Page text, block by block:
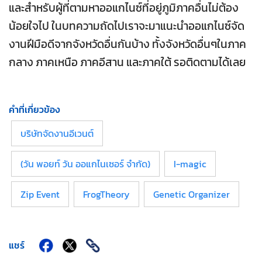
และสำหรับผู้ที่ตามหาออแกไนซ์ที่อยู่ภูมิภาคอื่นไม่ต้อง
น้อยใจไป ในบทความถัดไปเราจะมาแนะนำออแกไนซ์จัด
งานฝีมือดีจากจังหวัดอื่นกันบ้าง ทั้งจังหวัดอื่นๆในภาค
กลาง ภาคเหนือ ภาคอีสาน และภาคใต้ รอติดตามได้เลย
คำที่เกี่ยวข้อง
บริษัทจัดงานอีเวนต์
(วัน พอยท์ วัน ออแกไนเซอร์ จำกัด) I-magic
Zip Event FrogTheory Genetic Organizer
แชร์